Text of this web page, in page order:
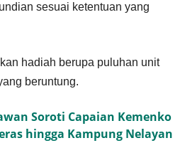
sesuai ketentuan yang
hadiah berupa puluhan unit
beruntung.
Soroti Capaian Kemenko
hingga Kampung Nelayan